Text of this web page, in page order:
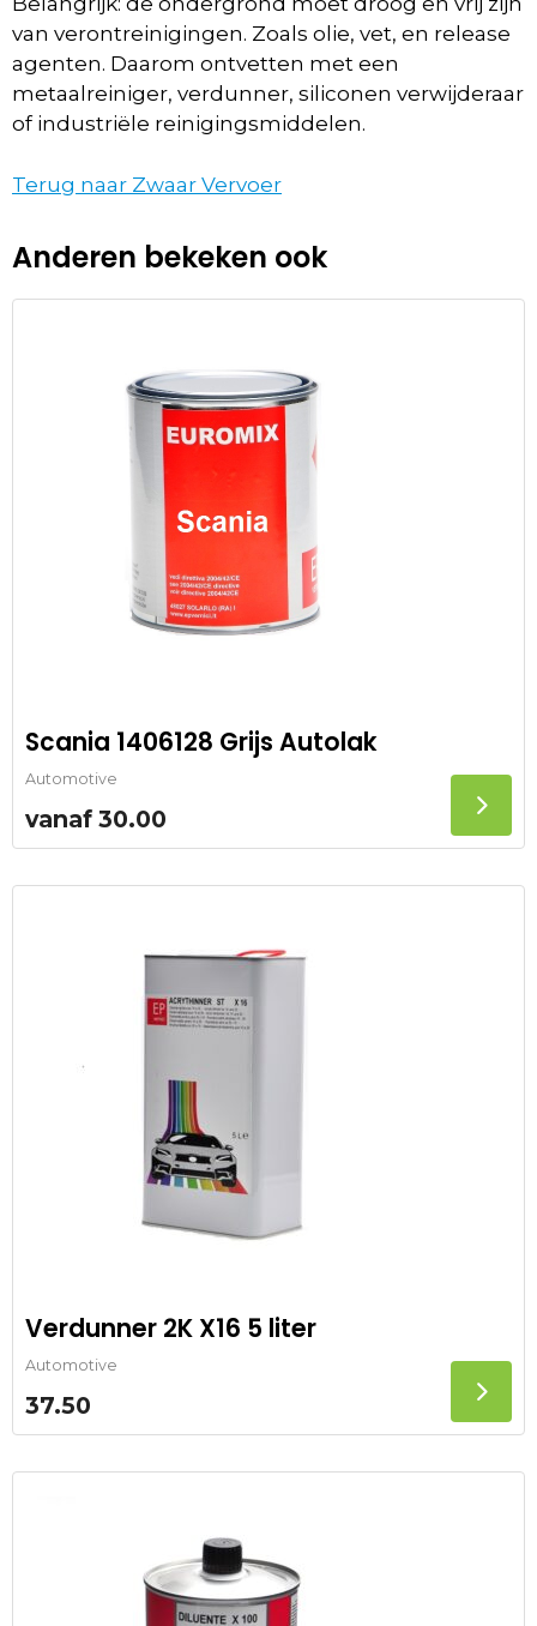
van verontreinigingen. Zoals olie, vet, en release
agenten. Daarom ontvetten met een
metaalreiniger, verdunner, siliconen verwijderaar
of industriële reinigingsmiddelen.
Terug naar Zwaar Vervoer
Anderen bekeken ook
Scania 1406128 Grijs Autolak
Automotive
vanaf 30.00
Verdunner 2K X16 5 liter
Automotive
37.50